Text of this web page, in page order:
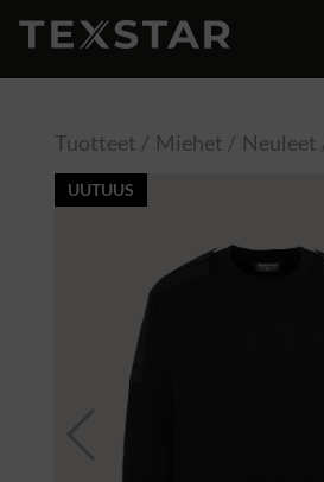
Tuotteet Miehet Neuleet
UUTUUS